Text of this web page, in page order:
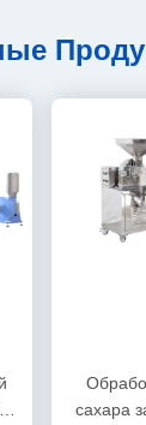
сахара